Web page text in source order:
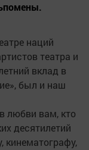
наций
театра и
вклад в
был и наш
любви вам, кто
десятилетий
кинематографу,